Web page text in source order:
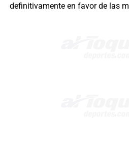
definitivamente en favor de las